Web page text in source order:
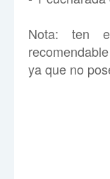
Nota: ten
ya que no